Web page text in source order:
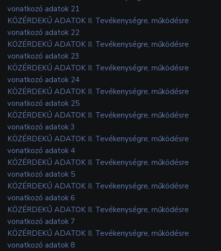
vonatkozó adatok 21
KÖZÉRDEKŰ ADATOK II. Tevékenységre, működésre
vonatkozó adatok 22
KÖZÉRDEKŰ ADATOK II. Tevékenységre, működésre
vonatkozó adatok 23
KÖZÉRDEKŰ ADATOK II. Tevékenységre, működésre
vonatkozó adatok 24
KÖZÉRDEKŰ ADATOK II. Tevékenységre, működésre
vonatkozó adatok 25
KÖZÉRDEKŰ ADATOK II. Tevékenységre, működésre
vonatkozó adatok 3
KÖZÉRDEKŰ ADATOK II. Tevékenységre, működésre
vonatkozó adatok 4
KÖZÉRDEKŰ ADATOK II. Tevékenységre, működésre
vonatkozó adatok 5
KÖZÉRDEKŰ ADATOK II. Tevékenységre, működésre
vonatkozó adatok 6
KÖZÉRDEKŰ ADATOK II. Tevékenységre, működésre
vonatkozó adatok 7
KÖZÉRDEKŰ ADATOK II. Tevékenységre, működésre
vonatkozó adatok 8